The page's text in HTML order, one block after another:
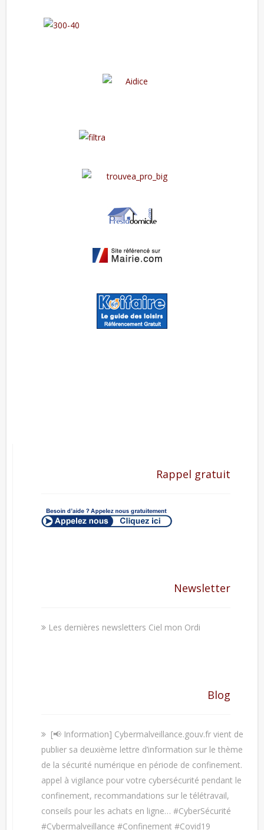
Rappel gratuit
Newsletter
Les dernières newsletters Ciel mon Ordi
Blog
[📢 Information] Cybermalveillance.gouv.fr vient de
publier sa deuxième lettre d’information sur le thème
de la sécurité numérique en période de confinement.
appel à vigilance pour votre cybersécurité pendant le
confinement, recommandations sur le télétravail,
conseils pour les achats en ligne… #CyberSécurité
#Cybermalveillance #Confinement #Covid19